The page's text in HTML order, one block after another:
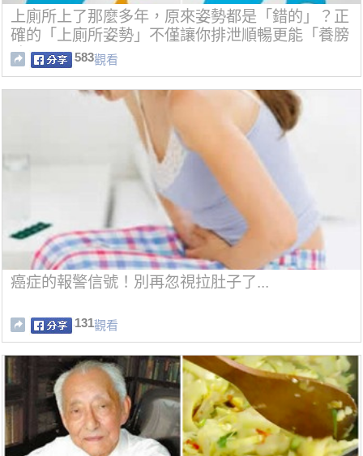
上廁所上了那麼多年，原來姿勢都是「錯的」？正
確的「上廁所姿勢」不僅讓你排泄順暢更能「養膀
胱」！
583觀看
癌症的報警信號！別再忽視拉肚子了...
131觀看